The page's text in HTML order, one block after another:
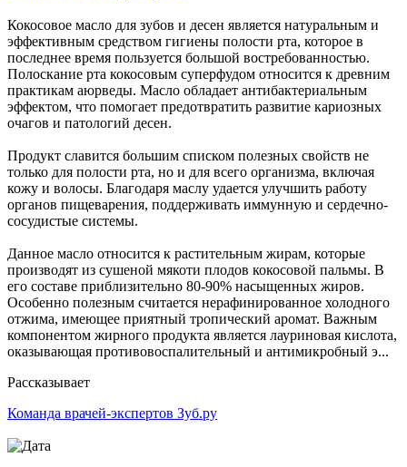
Кокосовое масло для зубов и десен является натуральным и
эффективным средством гигиены полости рта, которое в
последнее время пользуется большой востребованностью.
Полоскание рта кокосовым суперфудом относится к древним
практикам аюрведы. Масло обладает антибактериальным
эффектом, что помогает предотвратить развитие кариозных
очагов и патологий десен.
Продукт славится большим списком полезных свойств не
только для полости рта, но и для всего организма, включая
кожу и волосы. Благодаря маслу удается улучшить работу
органов пищеварения, поддерживать иммунную и сердечно-
сосудистые системы.
Данное масло относится к растительным жирам, которые
производят из сушеной мякоти плодов кокосовой пальмы. В
его составе приблизительно 80-90% насыщенных жиров.
Особенно полезным считается нерафинированное холодного
отжима, имеющее приятный тропический аромат. Важным
компонентом жирного продукта является лауриновая кислота,
оказывающая противовоспалительный и антимикробный э...
Рассказывает
Команда врачей-экспертов Зуб.ру